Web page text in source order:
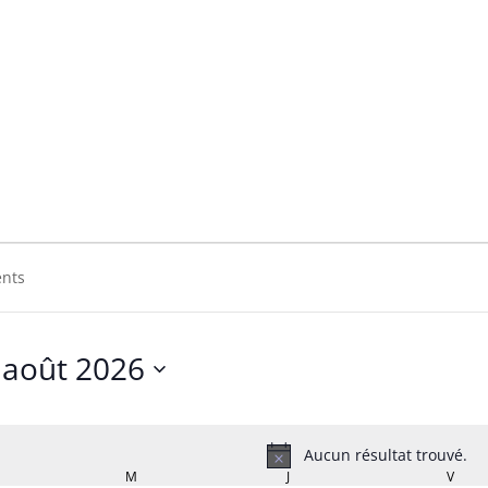
Notice
Aucun résultat trouvé.
août 2026
M JJEUDI V